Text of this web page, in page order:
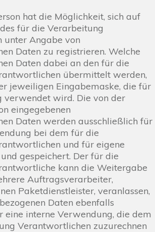
hat die Möglichkeit, sich auf
für die Verarbeitung
Angabe von
Daten zu registrieren. Welche
Daten dabei an den für die
übermittelt werden,
jeweiligen Eingabemaske, die für
verwendet wird. Die von der
eingegebenen
Daten werden ausschließlich für
bei dem für die
und für eigene
gespeichert. Der für die
kann die Weitergabe
Auftragsverarbeiter,
Paketdienstleister, veranlassen,
Daten ebenfalls
eine interne Verwendung, die dem
Verantwortlichen zuzurechnen